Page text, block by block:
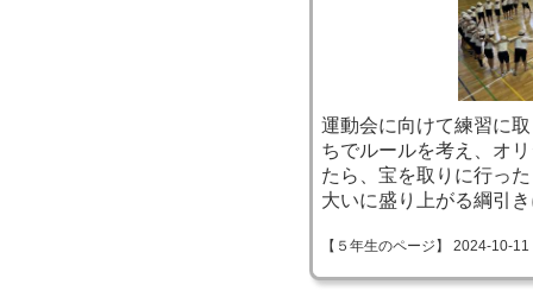
運動会に向けて練習に
ちでルールを考え、オ
たら、宝を取りに行っ
大いに盛り上がる綱引
【５年生のページ】 2024-10-